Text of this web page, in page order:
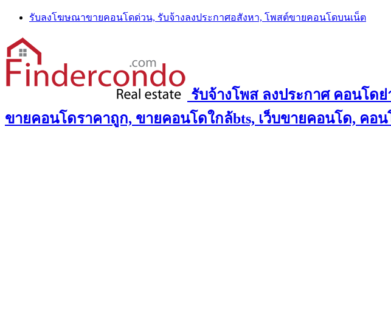
Skip
content
รับลงโฆษณาขายคอนโดด่วน, รับจ้างลงประกาศอสังหา, โพสต์ขายคอนโดบนเน็ต
รับจ้างโพส ลงประกาศ คอนโด
ขายคอนโดราคาถูก, ขายคอนโดใกล้bts, เว็บขายคอนโด, คอ